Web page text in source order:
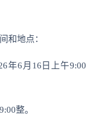
和地点：
年6月16日上午9:00
整。